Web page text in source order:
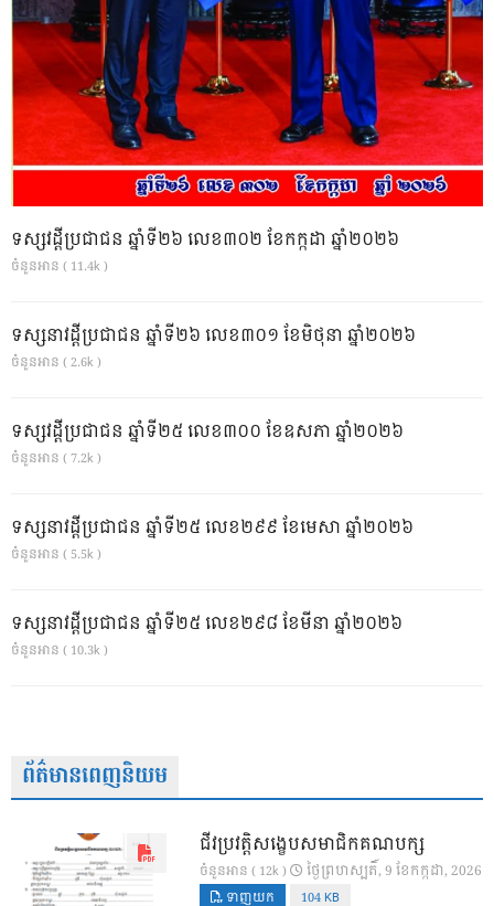
ទស្សវដ្តីប្រជាជន ឆ្នាំទី២៦ លេខ៣០២ ខែកក្កដា ឆ្នាំ២០២៦
ចំនួនអាន ( 11.4k )
ទស្សនាវដ្ដីប្រជាជន ឆ្នាំទី២៦ លេខ៣០១ ខែមិថុនា ឆ្នាំ២០២៦
ចំនួនអាន ( 2.6k )
ទស្សវដ្តីប្រជាជន ឆ្នាំទី២៥ លេខ៣០០ ខែឧសភា ឆ្នាំ២០២៦
ចំនួនអាន ( 7.2k )
ទស្សនាវដ្ដីប្រជាជន ឆ្នាំទី២៥ លេខ២៩៩ ខែមេសា ឆ្នាំ២០២៦
ចំនួនអាន ( 5.5k )
ទស្សនាវដ្ដីប្រជាជន ឆ្នាំទី២៥ លេខ២៩៨ ខែមីនា ឆ្នាំ២០២៦
ចំនួនអាន ( 10.3k )
ព័ត៌មានពេញនិយម
ជីវប្រវត្តិសង្ខេបសមាជិកគណបក្ស
ចំនួនអាន ( 12k ) ថ្ងៃ​ព្រហស្បតិ៍, 9 ខែ​កក្កដា, 2026
ទាញយក 104 KB